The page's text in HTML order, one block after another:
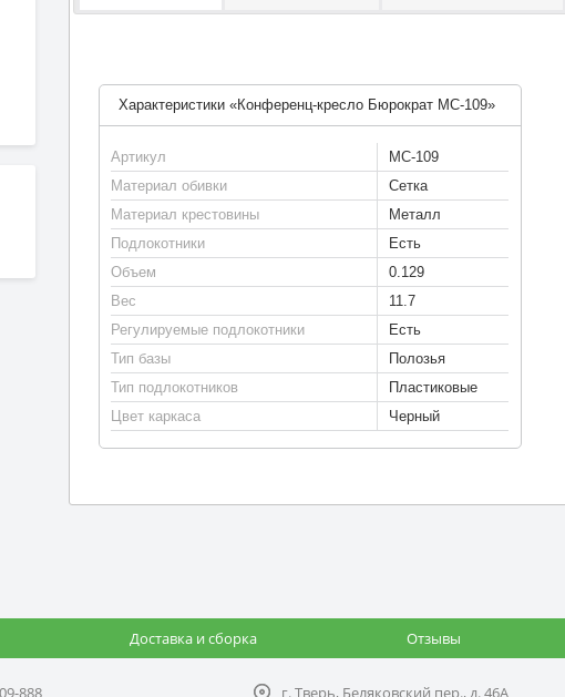
Характеристики «Конференц-кресло Бюрократ MC-109»
Артикул
MC-109
Материал обивки
Сетка
Материал крестовины
Металл
Подлокотники
Есть
Объем
0.129
Вес
11.7
Регулируемые подлокотники
Есть
Тип базы
Полозья
Тип подлокотников
Пластиковые
Цвет каркаса
Черный
Доставка и сборка Отзывы
888 г. Тверь, Беляковский пер., д. 46А